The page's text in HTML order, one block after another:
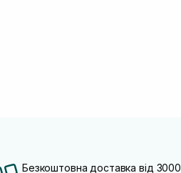
Безкоштовна доставка від 3000